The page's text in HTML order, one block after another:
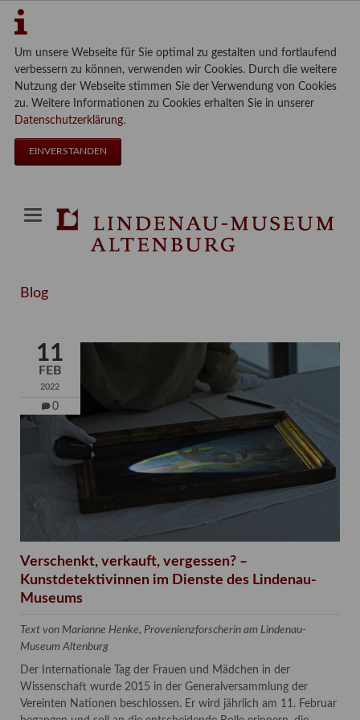
Um unsere Webseite für Sie optimal zu gestalten und fortlaufend
verbessern zu können, verwenden wir Cookies. Durch die weitere
Nutzung der Webseite stimmen Sie der Verwendung von Cookies
zu. Weitere Informationen zu Cookies erhalten Sie in unserer
Datenschutzerklärung.
EINVERSTANDEN
Blog
11
FEB
2022
0
Verschenkt, verkauft, vergessen? –
Kunstdetektivinnen im Dienste des Lindenau-
Museums
Text von Marianne Henke, Provenienzforscherin am Lindenau-
Museum Altenburg
Der Internationale Tag der Frauen und Mädchen in der
Wissenschaft wurde 2015 in der Generalversammlung der
Vereinten Nationen beschlossen. Er wird jährlich am 11. Februar